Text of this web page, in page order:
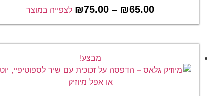
₪65.00
–
₪75.00 לצפייה במוצר
מבצע!